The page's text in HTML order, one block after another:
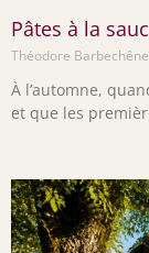
Pâtes à la
Théodore Barbechêne
À l’automne,
et que les